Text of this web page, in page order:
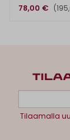
78,00 €
Tilaamalla